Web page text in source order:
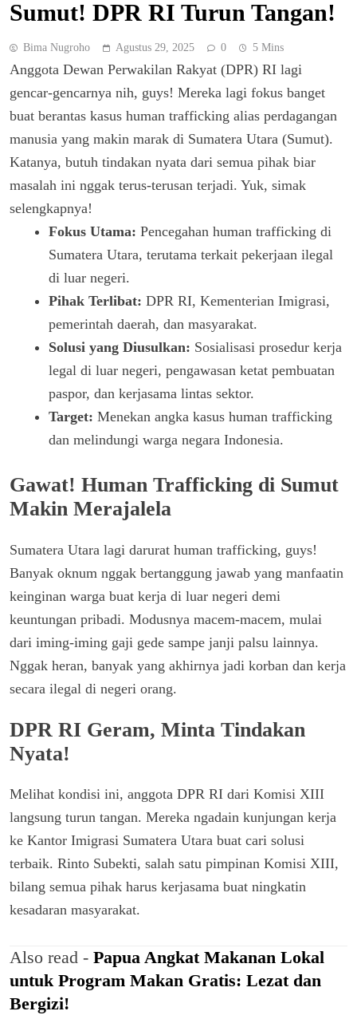
Sumut! DPR RI Turun Tangan!
Bima Nugroho Agustus 29, 2025 0 5 Mins
Anggota Dewan Perwakilan Rakyat (DPR) RI lagi
gencar-gencarnya nih, guys! Mereka lagi fokus banget
buat berantas kasus human trafficking alias perdagangan
manusia yang makin marak di Sumatera Utara (Sumut).
Katanya, butuh tindakan nyata dari semua pihak biar
masalah ini nggak terus-terusan terjadi. Yuk, simak
selengkapnya!
Fokus Utama: Pencegahan human trafficking di
Sumatera Utara, terutama terkait pekerjaan ilegal
di luar negeri.
Pihak Terlibat: DPR RI, Kementerian Imigrasi,
pemerintah daerah, dan masyarakat.
Solusi yang Diusulkan: Sosialisasi prosedur kerja
legal di luar negeri, pengawasan ketat pembuatan
paspor, dan kerjasama lintas sektor.
Target: Menekan angka kasus human trafficking
dan melindungi warga negara Indonesia.
Gawat! Human Trafficking di Sumut
Makin Merajalela
Sumatera Utara lagi darurat human trafficking, guys!
Banyak oknum nggak bertanggung jawab yang manfaatin
keinginan warga buat kerja di luar negeri demi
keuntungan pribadi. Modusnya macem-macem, mulai
dari iming-iming gaji gede sampe janji palsu lainnya.
Nggak heran, banyak yang akhirnya jadi korban dan kerja
secara ilegal di negeri orang.
DPR RI Geram, Minta Tindakan
Nyata!
Melihat kondisi ini, anggota DPR RI dari Komisi XIII
langsung turun tangan. Mereka ngadain kunjungan kerja
ke Kantor Imigrasi Sumatera Utara buat cari solusi
terbaik. Rinto Subekti, salah satu pimpinan Komisi XIII,
bilang semua pihak harus kerjasama buat ningkatin
kesadaran masyarakat.
Also read - Papua Angkat Makanan Lokal
untuk Program Makan Gratis: Lezat dan
Bergizi!